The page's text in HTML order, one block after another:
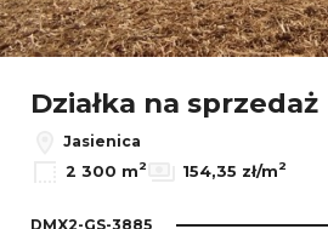
Działka na sprzedaż
Jasienica
2 300 m2 154,35 zł/m2
DMX2-GS-3885